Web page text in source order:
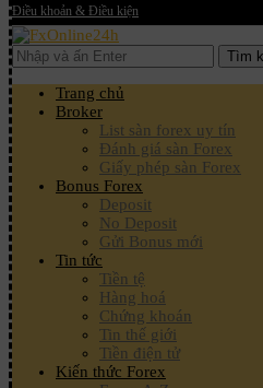
Điều khoản & Điều kiện
Tìm
Trang chủ
Broker
List sàn forex uy tín
Đánh giá sàn Forex
Giấy phép sàn Forex
Bonus Forex
Deposit
No Deposit
Gửi Bonus mới
Tin tức
Tiền tệ
Hàng hoá
Chứng khoán
Tin thế giới
Tiền điện tử
Kiến thức Forex